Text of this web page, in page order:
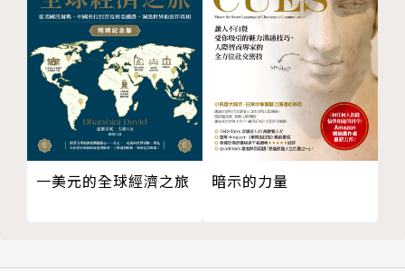
從事學術研究三十年，橫越建築、都市計劃、公共政
策、經濟、財務金融與地政等領域，相關著作近150
篇，發表於國內外著名學術期刊。另外，近300篇專論
發表於主要報章雜誌。以發展台灣住宅及房地產研究為
己任，目前於政大講授「住宅經濟與政策分析」及「房
地產投資與市場分析」等課程。2013~14年受邀擔任
第2節 實踐居住正義的九大改革
第3節 凝聚目標 逐步落實
後記 好時價（House+）公益平台設立初衷
附錄 任職台北市政府大事誌
一美元的全球經濟之旅 暗示的力量